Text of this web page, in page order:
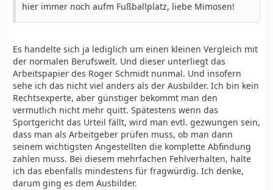
hier immer noch aufm Fußballplatz, liebe Mimosen!
Es handelte sich ja lediglich um einen kleinen Vergleich mit
der normalen Berufswelt. Und dieser unterliegt das
Arbeitspapier des Roger Schmidt nunmal. Und insofern
sehe ich das nicht viel anders als der Ausbilder. Ich bin kein
Rechtsexperte, aber günstiger bekommt man den
vermutlich nicht mehr quitt. Spätestens wenn das
Sportgericht das Urteil fällt, wird man evtl. gezwungen sein,
dass man als Arbeitgeber prüfen muss, ob man dann
seinem wichtigsten Angestellten die komplette Abfindung
zahlen muss. Bei diesem mehrfachen Fehlverhalten, halte
ich das ebenfalls mindestens für fragwürdig. Ich denke,
darum ging es dem Ausbilder.